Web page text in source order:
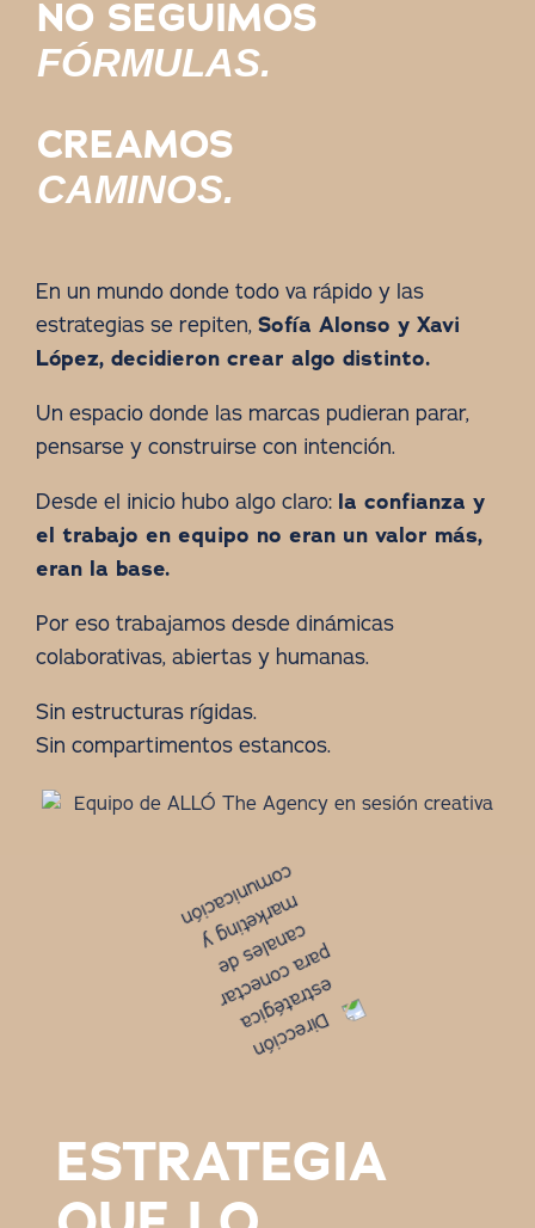
NO SEGUIMOS
FÓRMULAS.
CREAMOS
CAMINOS.
En un mundo donde todo va rápido y las
estrategias se repiten, Sofía Alonso y Xavi
López, decidieron crear algo distinto.
Un espacio donde las marcas pudieran parar,
pensarse y construirse con intención.
Desde el inicio hubo algo claro: la confianza y
el trabajo en equipo no eran un valor más,
eran la base.
Por eso trabajamos desde dinámicas
colaborativas, abiertas y humanas.
Sin estructuras rígidas.
Sin compartimentos estancos.
ESTRATEGIA